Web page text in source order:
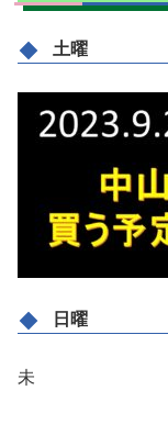
土曜
日曜
未